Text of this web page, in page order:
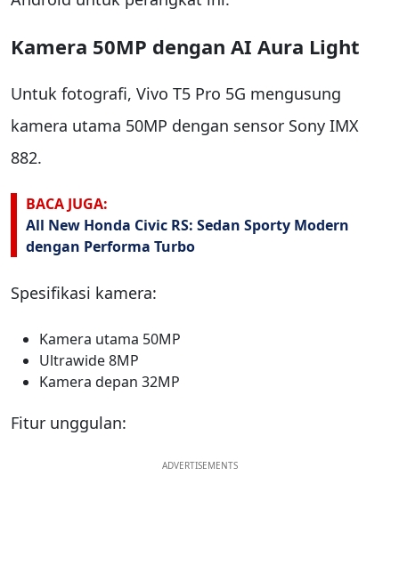
Kamera 50MP dengan AI Aura Light
Untuk fotografi, Vivo T5 Pro 5G mengusung
kamera utama 50MP dengan sensor Sony IMX
882.
BACA JUGA:
All New Honda Civic RS: Sedan Sporty Modern
dengan Performa Turbo
Spesifikasi kamera:
Kamera utama 50MP
Ultrawide 8MP
Kamera depan 32MP
Fitur unggulan:
ADVERTISEMENTS